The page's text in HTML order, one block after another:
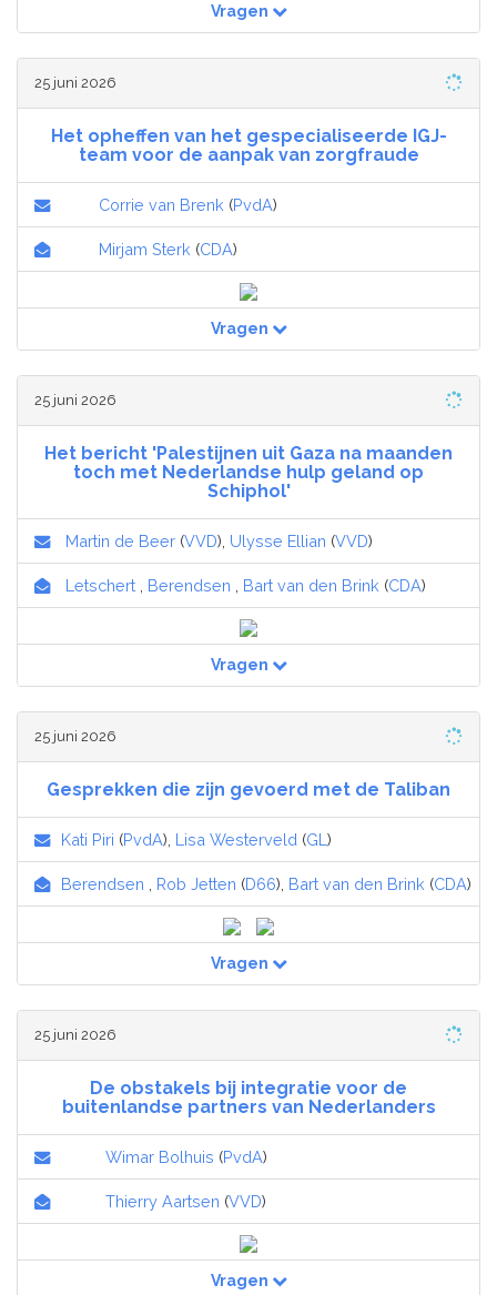
Vragen
25 juni 2026
Het opheffen van het gespecialiseerde IGJ-
team voor de aanpak van zorgfraude
Corrie van Brenk (PvdA)
Mirjam Sterk (CDA)
Vragen
25 juni 2026
Het bericht 'Palestijnen uit Gaza na maanden
toch met Nederlandse hulp geland op
Schiphol'
Martin de Beer (VVD), Ulysse Ellian (VVD)
Letschert Berendsen Bart van den Brink (CDA)
Vragen
25 juni 2026
Gesprekken die zijn gevoerd met de Taliban
Kati Piri (PvdA), Lisa Westerveld (GL )
Berendsen Rob Jetten (D66), Bart van den Brink (CDA)
Vragen
25 juni 2026
De obstakels bij integratie voor de
buitenlandse partners van Nederlanders
Wimar Bolhuis (PvdA)
Thierry Aartsen (VVD)
Vragen